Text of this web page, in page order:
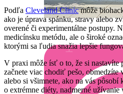
Podľa Cleveland Clinicmôže
ako je úprava spánku, stravy alebo
overené či experimentálne postupy.
medicínsku metódu, ale o široké
ktorými sa ľudia snažia lepšie
V praxi môže ísť o to, že si nastavíte
začnete viac chodiť pešo, obmedzíte
alebo si všimnete, ako na vás
o extrémne diéty, nadmerné